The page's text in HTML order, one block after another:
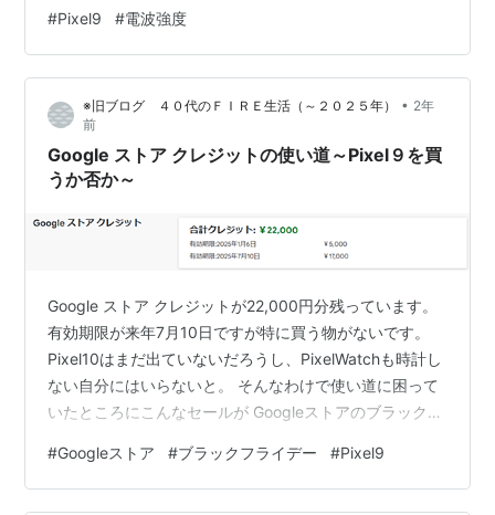
く撮れていると思う。 審美眼が無いため差がよくわから
ない。 重さ Pixel9 269.4グラム（素体 198グラム）
Sense8 162.9グラム（素体 159グラム） Pixel9は購入し
たばかりの高級品なので、保護ケース…
#Pixel9 #電波強度
※旧ブログ ４０代のＦＩＲＥ生活（～２０２５年） • 2年
前
Google ストア クレジットの使い道～Pixel９を買
うか否か～
Google ストア クレジットが22,000円分残っています。
有効期限が来年7月10日ですが特に買う物がないです。
Pixel10はまだ出ていないだろうし、PixelWatchも時計し
ない自分にはいらないと。 そんなわけで使い道に困って
いたところにこんなセールが Googleストアのブラックフ
Pixel８だと64,900円で下取りしてくれるとの事です。
「最大」が気になったりしますが、Pixel８を買った時に
#Googleストア #ブラックフライデー #Pixel9